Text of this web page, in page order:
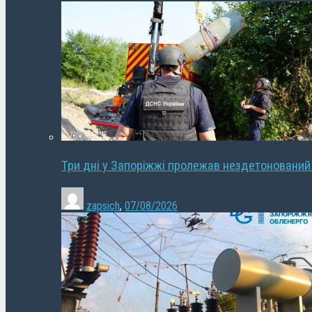
Три дні у Запоріжжі пролежав
zapsich, 07/08/2026